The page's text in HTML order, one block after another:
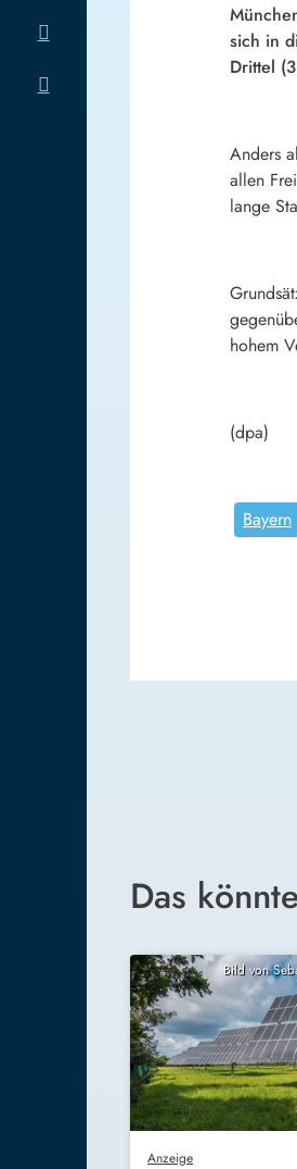
sich in
Drittel
Anders
allen
lange
hohem
(dpa)
Bayern
Das
Bild von
Anzeige